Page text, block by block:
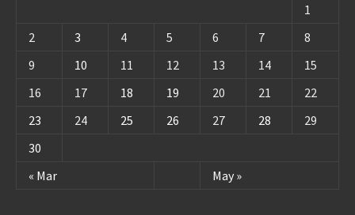
« Mar May »
1
2
3 4 5 6 7
8
9
10 11 12 13 14
15
16
17 18 19 20 21
22
23
24 25 26 27 28
29
30